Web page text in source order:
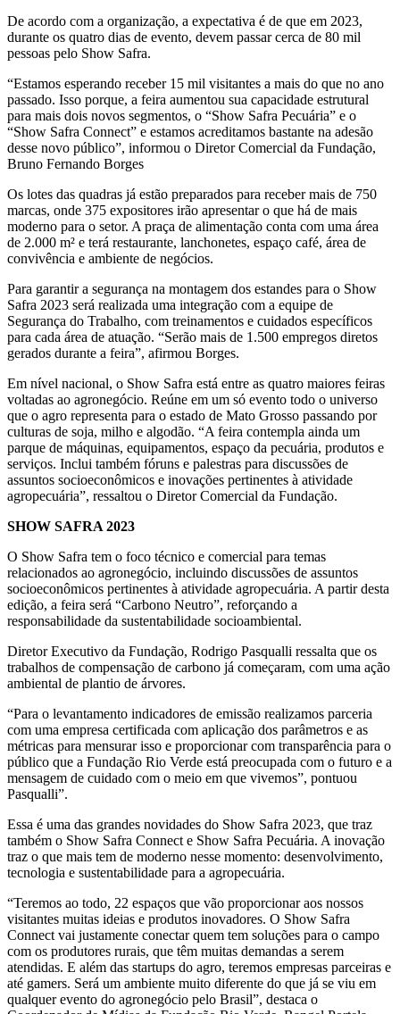
De acordo com a organização, a expectativa é de que em 2023,
durante os quatro dias de evento, devem passar cerca de 80 mil
pessoas pelo Show Safra.
“Estamos esperando receber 15 mil visitantes a mais do que no ano
passado. Isso porque, a feira aumentou sua capacidade estrutural
para mais dois novos segmentos, o “Show Safra Pecuária” e o
“Show Safra Connect” e estamos acreditamos bastante na adesão
desse novo público”, informou o Diretor Comercial da Fundação,
Bruno Fernando Borges
Os lotes das quadras já estão preparados para receber mais de 750
marcas, onde 375 expositores irão apresentar o que há de mais
moderno para o setor. A praça de alimentação conta com uma área
de 2.000 m² e terá restaurante, lanchonetes, espaço café, área de
convivência e ambiente de negócios.
Para garantir a segurança na montagem dos estandes para o Show
Safra 2023 será realizada uma integração com a equipe de
Segurança do Trabalho, com treinamentos e cuidados específicos
para cada área de atuação. “Serão mais de 1.500 empregos diretos
gerados durante a feira”, afirmou Borges.
Em nível nacional, o Show Safra está entre as quatro maiores feiras
voltadas ao agronegócio. Reúne em um só evento todo o universo
que o agro representa para o estado de Mato Grosso passando por
culturas de soja, milho e algodão. “A feira contempla ainda um
parque de máquinas, equipamentos, espaço da pecuária, produtos e
serviços. Inclui também fóruns e palestras para discussões de
assuntos socioeconômicos e inovações pertinentes à atividade
agropecuária”, ressaltou o Diretor Comercial da Fundação.
SHOW SAFRA 2023
O Show Safra tem o foco técnico e comercial para temas
relacionados ao agronegócio, incluindo discussões de assuntos
socioeconômicos pertinentes à atividade agropecuária. A partir desta
edição, a feira será “Carbono Neutro”, reforçando a
responsabilidade da sustentabilidade socioambiental.
Diretor Executivo da Fundação, Rodrigo Pasqualli ressalta que os
trabalhos de compensação de carbono já começaram, com uma ação
ambiental de plantio de árvores.
“Para o levantamento indicadores de emissão realizamos parceria
com uma empresa certificada com aplicação dos parâmetros e as
métricas para mensurar isso e proporcionar com transparência para o
público que a Fundação Rio Verde está preocupada com o futuro e a
mensagem de cuidado com o meio em que vivemos”, pontuou
Pasqualli”.
Essa é uma das grandes novidades do Show Safra 2023, que traz
também o Show Safra Connect e Show Safra Pecuária. A inovação
traz o que mais tem de moderno nesse momento: desenvolvimento,
tecnologia e sustentabilidade para a agropecuária.
“Teremos ao todo, 22 espaços que vão proporcionar aos nossos
visitantes muitas ideias e produtos inovadores. O Show Safra
Connect vai justamente conectar quem tem soluções para o campo
com os produtores rurais, que têm muitas demandas a serem
atendidas. E além das startups do agro, teremos empresas parceiras e
até gamers. Será um ambiente muito diferente do que já se viu em
qualquer evento do agronegócio pelo Brasil”, destaca o